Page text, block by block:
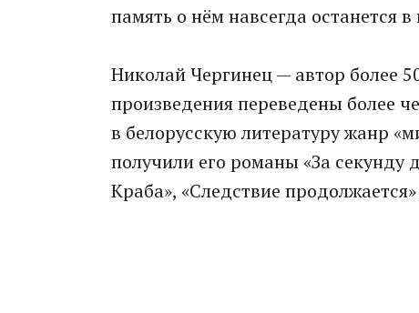
память о нём навсегда останется
Николай Чергинец — автор более
произведения переведены более
в белорусскую литературу жанр
получили его романы «За секунду
Краба», «Следствие